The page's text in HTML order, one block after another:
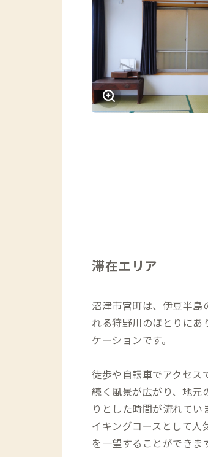
滞在エリア
沼津市宮町は、伊豆半島
れる狩野川のほとりにあ
ケーションです。
徒歩や自転車でアクセス
続く風景が広がり、地元
りとした時間が流れて
イキングコースとして人
を一望することができま